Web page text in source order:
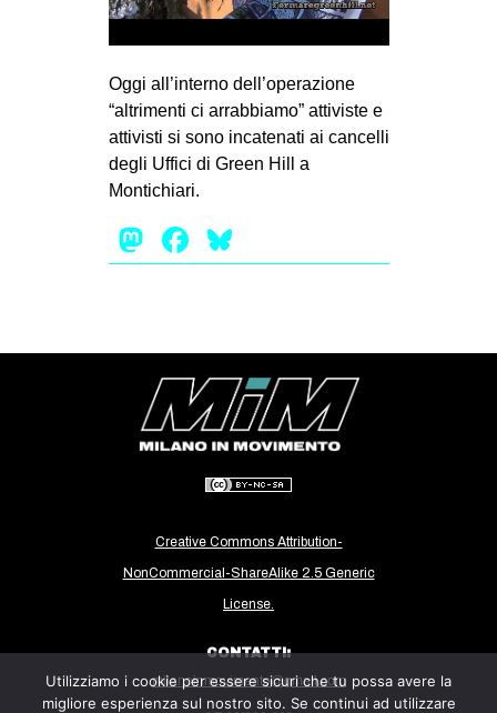
Oggi all’interno dell’operazione
“altrimenti ci arrabbiamo” attiviste e
attivisti si sono incatenati ai cancelli
degli Uffici di Green Hill a
Montichiari.
Mastodon
Facebook
Creative Commons Attribution-
NonCommercial-ShareAlike 2.5 Generic
License.
CONTATTI:
milanoinmovimento@gmail.com
Utilizziamo i cookie per essere sicuri che tu possa avere la
migliore esperienza sul nostro sito. Se continui ad utilizzare